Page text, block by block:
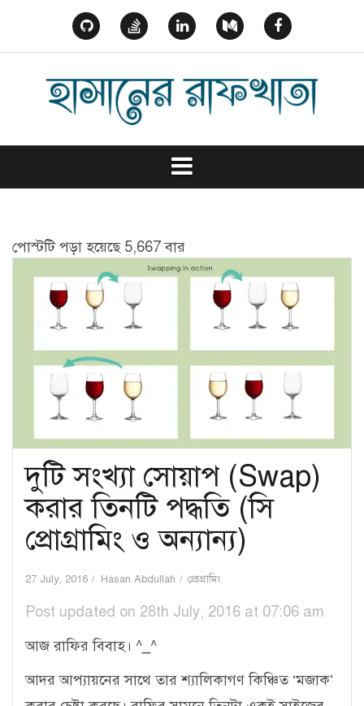
content
পোস্টটি পড়া হয়েছে 5,667 বার
দুটি সংখ্যা সোয়াপ (Swap)
করার তিনটি পদ্ধতি (সি
প্রোগ্রামিং ও অন্যান্য)
27 July, 2016 Hasan Abdullah প্রোগ্রামিং
Post updated on 28th July, 2016 at 07:06 am
আজ রাফির বিবাহ। ^_^
আদর আপ্যায়নের সাথে তার শ্যালিকাগণ কিঞ্চিত ‘মজাক’